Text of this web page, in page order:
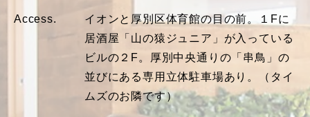
Access.
イオンと厚別区体育館の目の前。１Fに
居酒屋「山の猿ジュニア」が入っている
ビルの２F。厚別中央通りの「串鳥」の
並びにある専用立体駐車場あり。（タイ
ムズのお隣です）